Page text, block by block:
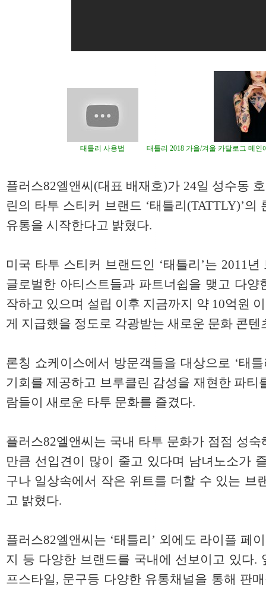
태틀리 사용법 태틀리 2018 가을/겨울 카달로그 메
플러스82엘앤씨(대표 배재호)가 24일 성수동
린의 타투 스티커 브랜드 ‘태틀리(TATTLY)’
유통을 시작한다고 밝혔다.
미국 타투 스티커 브랜드인 ‘태틀리’는 2011
글로벌한 아티스트들과 파트너쉽을 맺고 다
작하고 있으며 설립 이후 지금까지 약 10억원
게 지급했을 정도로 각광받는 새로운 문화 콘
론칭 쇼케이스에서 방문객들을 대상으로 ‘태
기회를 제공하고 브루클린 감성을 재현한 파티
람들이 새로운 타투 문화를 즐겼다.
플러스82엘앤씨는 국내 타투 문화가 점점 성
만큼 선입견이 많이 줄고 있다며 남녀노소가
구나 일상속에서 작은 위트를 더할 수 있는 브
고 밝혔다.
플러스82엘앤씨는 ‘태틀리’ 외에도 라이플 페
지 등 다양한 브랜드를 국내에 선보이고 있다.
프스타일, 문구등 다양한 유통채널을 통해 판